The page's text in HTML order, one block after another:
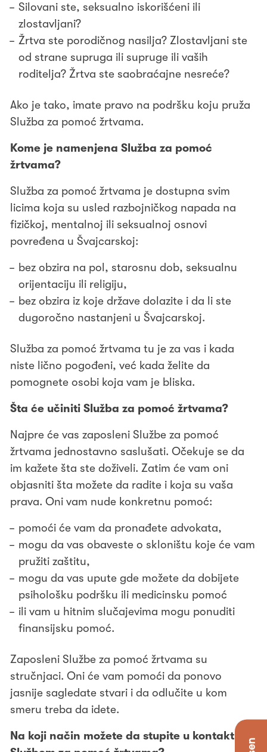
Silovani ste, seksualno iskorišćeni ili
zlostavljani?
Žrtva ste porodičnog nasilja? Zlostavljani ste
od strane supruga ili supruge ili vaših
roditelja? Žrtva ste saobraćajne nesreće?
Ako je tako, imate pravo na podršku koju pruža
Služba za pomoć žrtvama.
Kome je namenjena Služba za pomoć
žrtvama?
Služba za pomoć žrtvama je dostupna svim
licima koja su usled razbojničkog napada na
fizičkoj, mentalnoj ili seksualnoj osnovi
povređena u Švajcarskoj:
bez obzira na pol, starosnu dob, seksualnu
orijentaciju ili religiju,
bez obzira iz koje države dolazite i da li ste
dugoročno nastanjeni u Švajcarskoj.
Služba za pomoć žrtvama tu je za vas i kada
niste lično pogođeni, već kada želite da
pomognete osobi koja vam je bliska.
Šta će učiniti Služba za pomoć žrtvama?
Najpre će vas zaposleni Službe za pomoć
žrtvama jednostavno saslušati. Očekuje se da
im kažete šta ste doživeli. Zatim će vam oni
objasniti šta možete da radite i koja su vaša
prava. Oni vam nude konkretnu pomoć:
pomoći će vam da pronađete advokata,
mogu da vas obaveste o skloništu koje će vam
pružiti zaštitu,
mogu da vas upute gde možete da dobijete
psihološku podršku ili medicinsku pomoć
ili vam u hitnim slučajevima mogu ponuditi
finansijsku pomoć.
Zaposleni Službe za pomoć žrtvama su
stručnjaci. Oni će vam pomoći da ponovo
jasnije sagledate stvari i da odlučite u kom
smeru treba da idete.
Na koji način možete da stupite u kontakt sa